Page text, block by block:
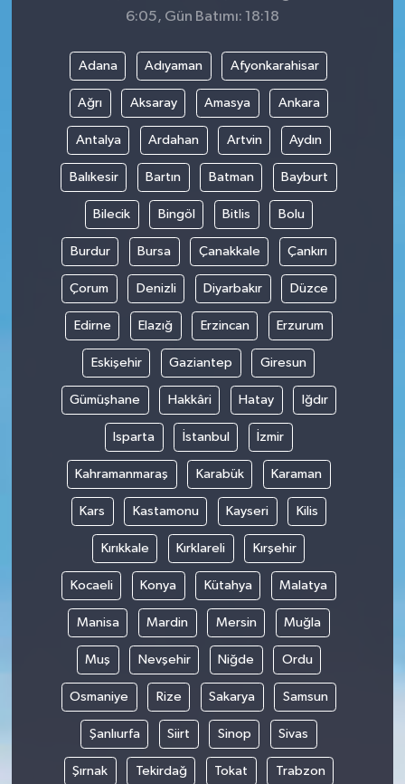
6:05, Gün Batımı: 18:18
Adana Adıyaman Afyonkarahisar
Ağrı Aksaray Amasya Ankara
Antalya Ardahan Artvin Aydın
Balıkesir Bartın Batman Bayburt
Bilecik Bingöl Bitlis Bolu
Burdur Bursa Çanakkale Çankırı
Çorum Denizli Diyarbakır Düzce
Edirne Elazığ Erzincan Erzurum
Eskişehir Gaziantep Giresun
Gümüşhane Hakkâri Hatay Iğdır
Isparta İstanbul İzmir
Kahramanmaraş Karabük Karaman
Kars Kastamonu Kayseri Kilis
Kırıkkale Kırklareli Kırşehir
Kocaeli Konya Kütahya Malatya
Manisa Mardin Mersin Muğla
Muş Nevşehir Niğde Ordu
Osmaniye Rize Sakarya Samsun
Şanlıurfa Siirt Sinop Sivas
Şırnak Tekirdağ Tokat Trabzon